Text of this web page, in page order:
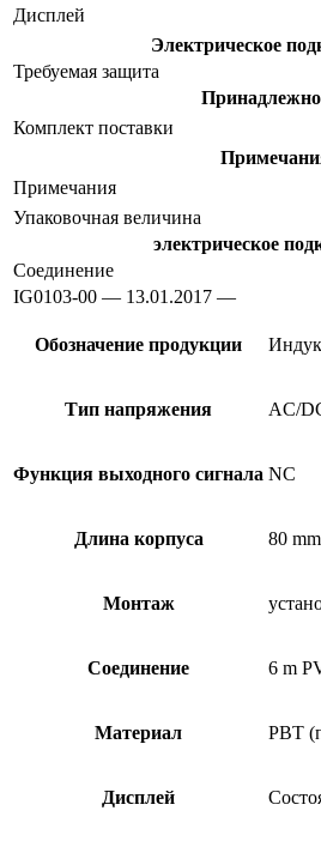
Дисплей
Электрическое
Требуемая защита
Комплект поставки
Примечания
Упаковочная величина
электрическое
Соединение
IG0103-00 — 13.01.2017 —
Обозначение продукции
Тип напряжения AC/
Функция выходного сигнала NC
Длина корпуса 80 mm
Монтаж
Соединение 6 m
Материал PBT
Дисплей